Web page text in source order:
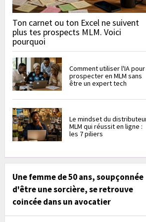
Ton carnet ou ton Excel ne suivent
plus tes prospects MLM. Voici
pourquoi
Comment utiliser l'IA pour
prospecter en MLM sans
être un expert tech
Le mindset du
MLM qui réussit en ligne :
les 7 piliers
Une femme de 50 ans, soupçonnée
d'être une sorcière, se retrouve
coincée dans un avocatier